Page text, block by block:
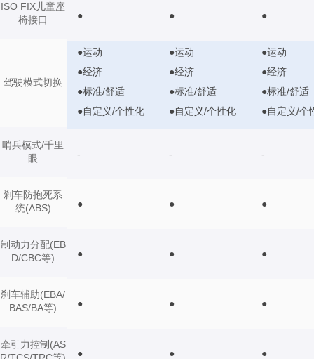
ISO FIX儿童座
椅接口
驾驶模式切换
哨兵模式/千里
眼
刹车防抱死系
统(ABS)
制动力分配(EB
D/CBC等)
刹车辅助(EBA/
BAS/BA等)
牵引力控制(AS
● ● ●
●运动
●经济
●标准/舒适
●自定义/个性化
●运动
●经济
●标准/舒适
●自定义/个性化
●运动
●经济
●标准/舒适
●自定义/个
- - -
● ● ●
● ● ●
● ● ●
● ● ●